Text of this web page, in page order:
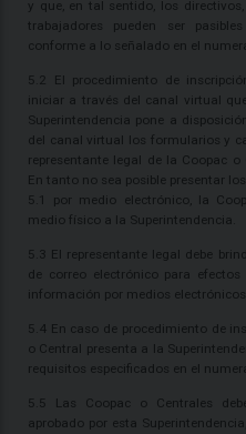
y que, en tal sentido, los
trabajadores pueden ser
conforme a lo señalado en el
5.2 El procedimiento de
iniciar a través del canal virtual
Superintendencia pone a
del canal virtual los formularios y
representante legal de la Coopac
En tanto no sea posible presentar
5.1 por medio electrónico, la
medio físico a la Superintendencia.
5.3 El representante legal debe
de correo electrónico para
información por medios electrónicos.
5.4 En caso de procedimiento de
o Central presenta a la
requisitos especificados en el
5.5 Las Coopac o Centrales
aprobado por esta